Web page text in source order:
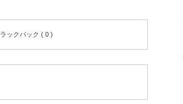
ラックバック ( 0 )